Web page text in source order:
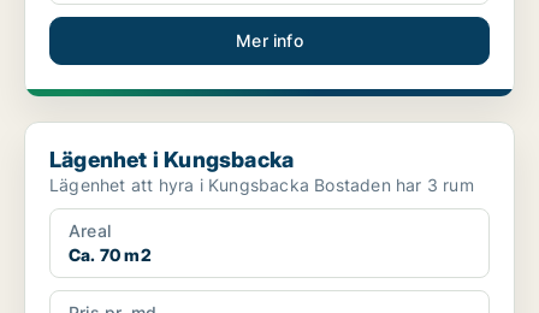
Mer info
Lägenhet i Kungsbacka
Lägenhet i Kungsbacka
Lägenhet att hyra i Kungsbacka Bostaden har 3 rum
Areal
Ca. 70 m2